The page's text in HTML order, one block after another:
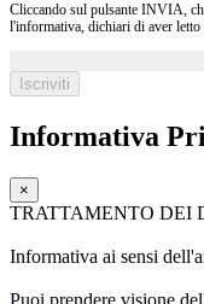
Cliccando sul pulsante INVIA,
l'informativa, dichiari di aver
Informativa
×
TRATTAMENTO DEI
Informativa ai sensi